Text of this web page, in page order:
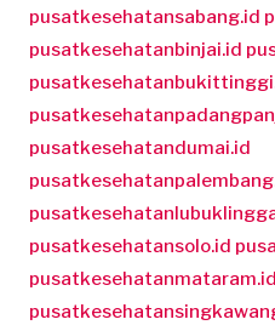
pusatkesehatansabang.id
pusatkesehatanbinjai.id
pusatkesehatandumai.id
pusatkesehatansolo.id
pusatkesehatanmataram.id